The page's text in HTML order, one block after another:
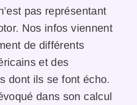
pas représentant
Nos infos viennent
de différents
et des
dont ils se font écho.
dans son calcul